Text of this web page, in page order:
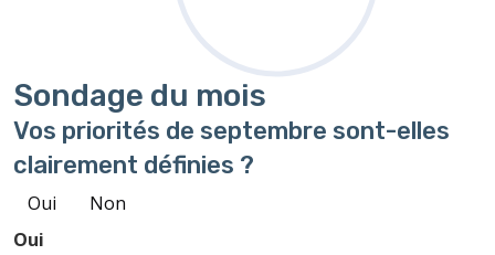
Sondage du mois
Vos priorités de septembre sont-elles
clairement définies ?
Oui
Non
Oui